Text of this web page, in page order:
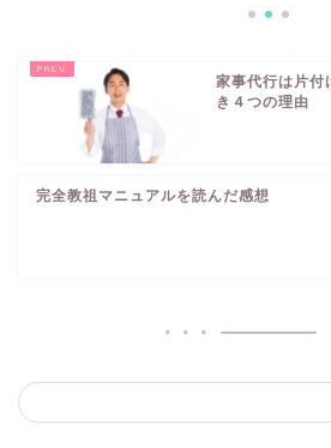
家事代行は片付
き４つの理由
完全教祖マニュアルを読んだ感想